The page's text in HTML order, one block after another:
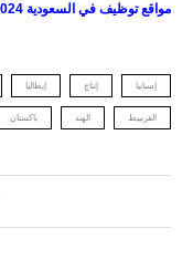
مواقع توظيف في السعودية 2024
إسبانيا إنتاج إيطاليا
القرنبيط الهند باكستان